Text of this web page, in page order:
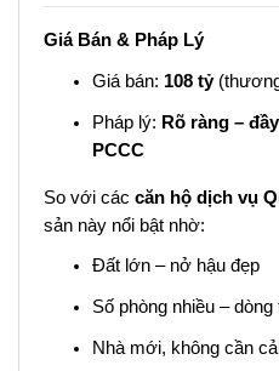
Giá Bán & Pháp Lý
Giá bán: 108 tỷ
Pháp lý: Rõ ràng –
PCCC
So với các căn hộ dịch vụ
sản này nổi bật nhờ:
Đất lớn – nở hậu đẹp
Số phòng nhiều – dòng
Nhà mới, không cần